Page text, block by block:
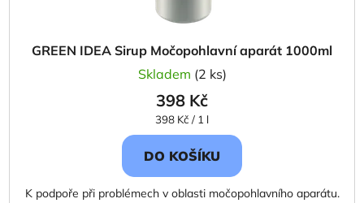
GREEN IDEA Sirup Močopohlavní aparát 1000ml
Skladem (2 ks)
398 Kč
Měrná
cena:
398 Kč / 1 l
DO KOŠÍKU
K podpoře při problémech v oblasti močopohlavního aparátu.